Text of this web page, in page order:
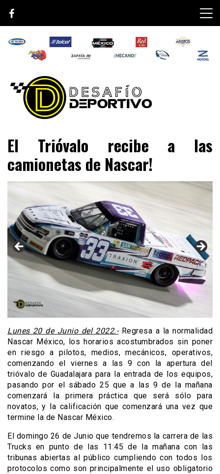
content
Desafío Deportivo
El Trióvalo recibe a las
camionetas de Nascar!
Lunes 20 de Junio del 2022.-Regresa a la normalidad
Nascar México, los horarios acostumbrados sin poner
en riesgo a pilotos, medios, mecánicos, operativos,
comenzando el viernes a las 9 con la apertura del
trióvalo de Guadalajara para la entrada de los equipos,
pasando por el sábado 25 que a las 9 de la mañana
comenzará la primera práctica que será sólo para
novatos, y la calificación que comenzará una vez que
termine la de Nascar México.
El domingo 26 de Junio que tendremos la carrera de las
Trucks en punto de las 11:45 de la mañana con las
tribunas abiertas al público cumpliendo con todos los
protocolos como son principalmente el uso obligatorio